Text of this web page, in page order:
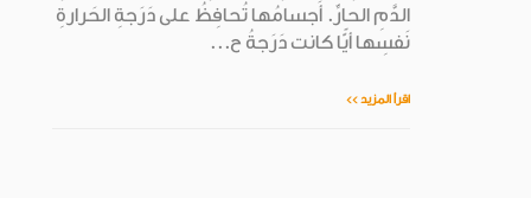
الدَّمِ الحارِّ. أَجسامُها تُحافِظُ على دَرَجةِ الحَرارةِ
نَفسِها أيًّا كانت دَرَجةُ ح...
اقرأ المزيد >>